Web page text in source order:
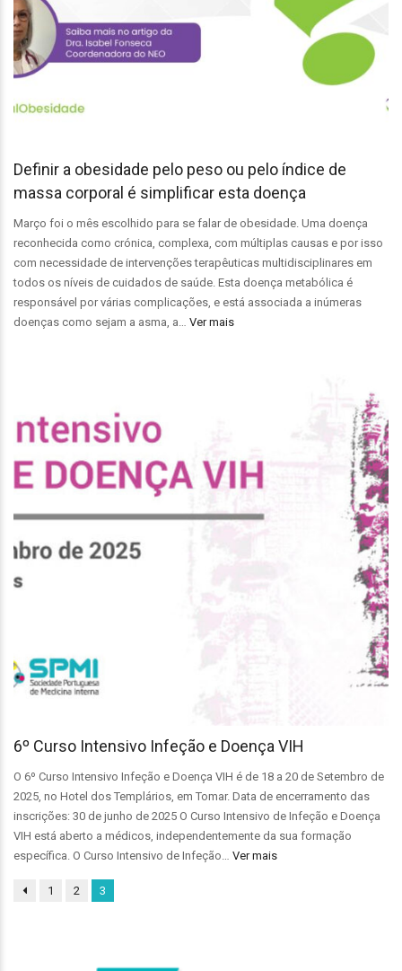
Definir a obesidade pelo peso ou pelo índice de
massa corporal é simplificar esta doença
Março foi o mês escolhido para se falar de obesidade. Uma doença
reconhecida como crónica, complexa, com múltiplas causas e por isso
com necessidade de intervenções terapêuticas multidisciplinares em
todos os níveis de cuidados de saúde. Esta doença metabólica é
responsável por várias complicações, e está associada a inúmeras
doenças como sejam a asma, a… Ver mais
6º Curso Intensivo Infeção e Doença VIH
O 6º Curso Intensivo Infeção e Doença VIH é de 18 a 20 de Setembro de
2025, no Hotel dos Templários, em Tomar. Data de encerramento das
inscrições: 30 de junho de 2025 O Curso Intensivo de Infeção e Doença
VIH está aberto a médicos, independentemente da sua formação
específica. O Curso Intensivo de Infeção… Ver mais
1 2 3